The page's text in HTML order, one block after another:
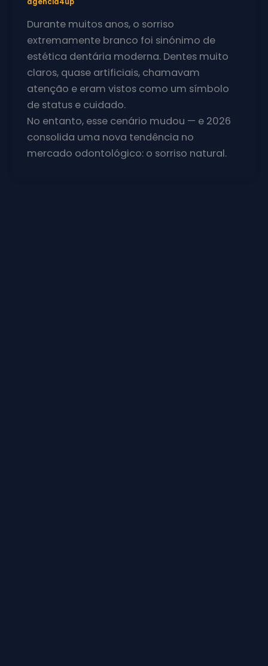
agencia4up
Durante muitos anos, o sorriso
extremamente branco foi sinónimo de
estética dentária moderna. Dentes muito
claros, quase artificiais, chamavam
atenção e eram vistos como um símbolo
de status e cuidado.
No entanto, esse cenário mudou — e 2026
consolida uma nova tendência no
mercado odontológico: o sorriso natural.